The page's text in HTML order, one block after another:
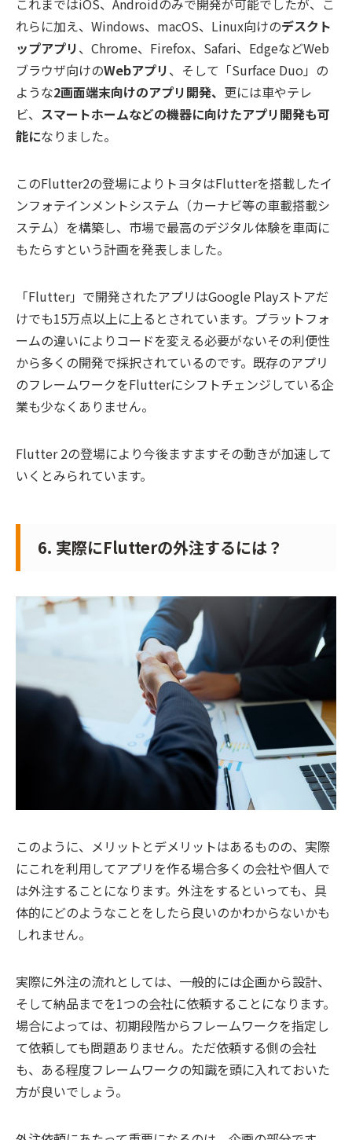
れらに加え、Windows、macOS、Linux向けのデスクト
ップアプリ、Chrome、Firefox、Safari、EdgeなどWeb
ブラウザ向けのWebアプリ、そして「Surface Duo」の
ような2画面端末向けのアプリ開発、 更には車やテレ
ビ、 スマートホームなどの機器に向けたアプリ開発も可
能になりました。
このFlutter2の登場によりトヨタはFlutterを搭載したイ
ンフォテインメントシステム（カーナビ等の車載搭載シ
ステム）を構築し、市場で最高のデジタル体験を車両に
もたらすという計画を発表しました。
「Flutter」で開発されたアプリはGoogle Playストアだ
けでも15万点以上に上るとされています。プラットフォ
ームの違いによりコードを変える必要がないその利便性
から多くの開発で採択されているのです。既存のアプリ
のフレームワークをFlutterにシフトチェンジしている企
業も少なくありません。
Flutter 2の登場により今後ますますその動きが加速して
いくとみられています。
6. 実際にFlutterの外注するには？
このように、メリットとデメリットはあるものの、実際
にこれを利用してアプリを作る場合多くの会社や個人で
は外注することになります。外注をするといっても、具
体的にどのようなことをしたら良いのかわからないかも
しれません。
実際に外注の流れとしては、一般的には企画から設計、
そして納品までを1つの会社に依頼することになります。
場合によっては、初期段階からフレームワークを指定し
て依頼しても問題ありません。ただ依頼する側の会社
も、ある程度フレームワークの知識を頭に入れておいた
方が良いでしょう。